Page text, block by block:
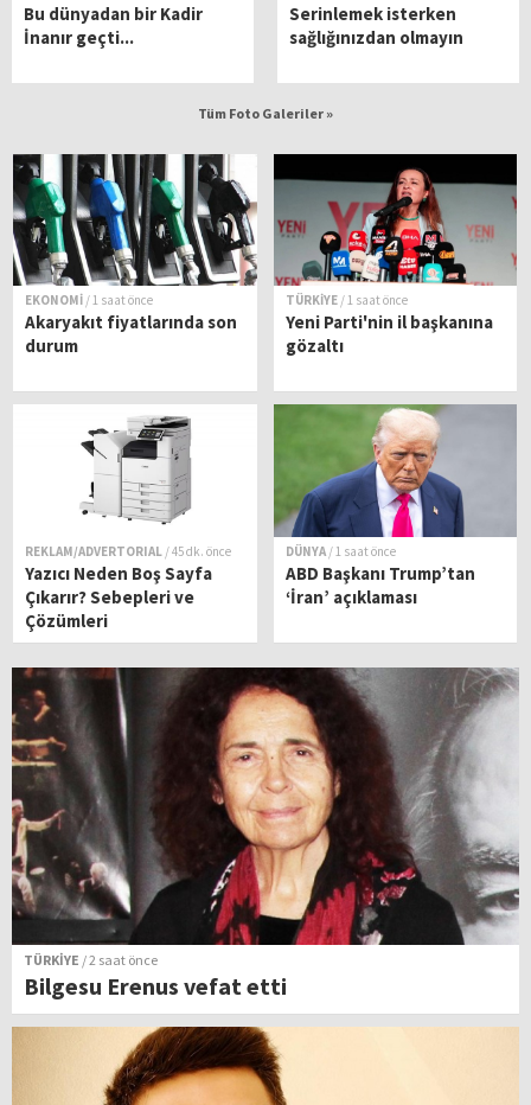
Bu dünyadan bir Kadir
İnanır geçti...
Serinlemek isterken
sağlığınızdan olmayın
Tüm Foto Galeriler »
EKONOMİ / 1 saat önce
Akaryakıt fiyatlarında son
durum
TÜRKİYE / 1 saat önce
Yeni Parti'nin il başkanına
gözaltı
REKLAM/ADVERTORIAL / 45 dk. önce
Yazıcı Neden Boş Sayfa
Çıkarır? Sebepleri ve
Çözümleri
DÜNYA / 1 saat önce
ABD Başkanı Trump’tan
‘İran’ açıklaması
TÜRKİYE / 2 saat önce
Bilgesu Erenus vefat etti